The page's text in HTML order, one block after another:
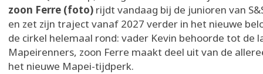
zoon Ferre (foto) rijdt vandaag bij de junioren van
en zet zijn traject vanaf 2027 verder in het nieuwe
de cirkel helemaal rond: vader Kevin behoorde tot de
Mapeirenners, zoon Ferre maakt deel uit van de
het nieuwe Mapei-tijdperk.